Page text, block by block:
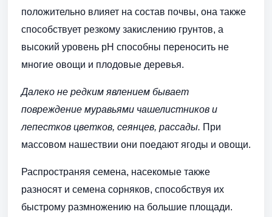
положительно влияет на состав почвы, она также
способствует резкому закислению грунтов, а
высокий уровень pH способны переносить не
многие овощи и плодовые деревья.
Далеко не редким явлением бывает
повреждение муравьями чашелистников и
лепестков цветков, сеянцев, рассады. При
массовом нашествии они поедают ягоды и овощи.
Распространяя семена, насекомые также
разносят и семена сорняков, способствуя их
быстрому размножению на большие площади.